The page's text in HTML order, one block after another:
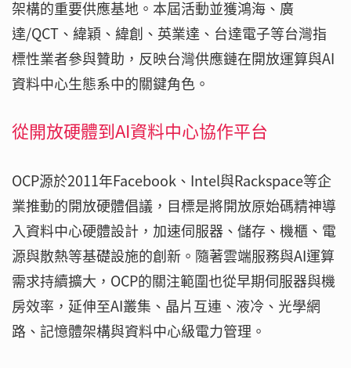
架構的重要供應基地。本屆活動並獲鴻海、廣
達/QCT、緯穎、緯創、英業達、台達電子等台灣指
標性業者參與贊助，反映台灣供應鏈在開放運算與AI
資料中心生態系中的關鍵角色。
從開放硬體到AI資料中心協作平台
OCP源於2011年Facebook、Intel與Rackspace等企
業推動的開放硬體倡議，目標是將開放原始碼精神導
入資料中心硬體設計，加速伺服器、儲存、機櫃、電
源與散熱等基礎設施的創新。隨著雲端服務與AI運算
需求持續擴大，OCP的關注範圍也從早期伺服器與機
房效率，延伸至AI叢集、晶片互連、液冷、光學網
路、記憶體架構與資料中心級電力管理。